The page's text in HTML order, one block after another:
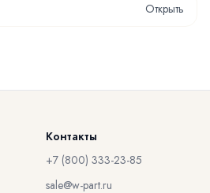
Открыть
Контакты
+7 (800) 333-23-85
sale@w-part.ru